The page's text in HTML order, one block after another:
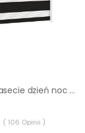
Roleta w kasecie dzień noc Classic czarna 106.5 x 220 cm lewa
( 106 Opinii )